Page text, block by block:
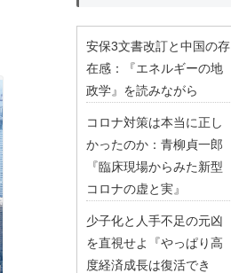
安保3文書改訂と中国の存
在感：『エネルギーの地
政学』を読みながら
コロナ対策は本当に正し
かったのか：青柳貞一郎
『臨床現場からみた新型
コロナの虚と実』
少子化と人手不足の元凶
を直視せよ『やっぱり高
度経済成長は復活でき